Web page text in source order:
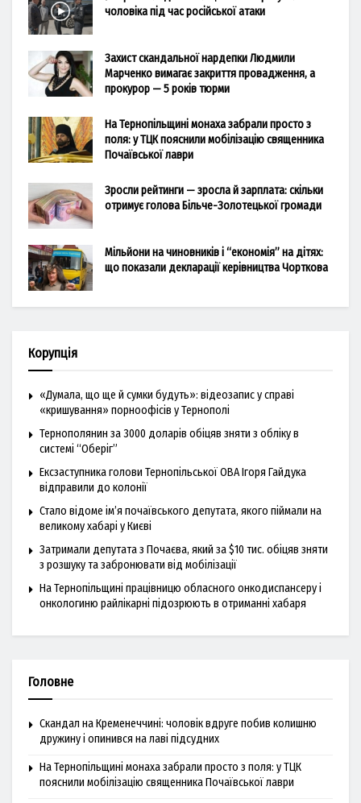
чоловіка під час російської атаки
Захист скандальної нардепки Людмили
Марченко вимагає закриття провадження, а
прокурор — 5 років тюрми
На Тернопільщині монаха забрали просто з
поля: у ТЦК пояснили мобілізацію священника
Почаївської лаври
Зросли рейтинги — зросла й зарплата: скільки
отримує голова Більче-Золотецької громади
Мільйони на чиновників і “економія” на дітях:
що показали декларації керівництва Чорткова
Корупція
«Думала, що ще й сумки будуть»: відеозапис у справі
«кришування» порноофісів у Тернополі
Тернополянин за 3000 доларів обіцяв зняти з обліку в
системі “Оберіг”
Ексзаступника голови Тернопільської ОВА Ігоря Гайдука
відправили до колонії
Стало відоме ім’я почаївського депутата, якого піймали на
великому хабарі у Києві
Затримали депутата з Почаєва, який за $10 тис. обіцяв зняти
з розшуку та забронювати від мобілізації
На Тернопільщині працівницю обласного онкодиспансеру і
онкологиню райлікарні підозрюють в отриманні хабаря
Головне
Скандал на Кременеччині: чоловік вдруге побив колишню
дружину і опинився на лаві підсудних
На Тернопільщині монаха забрали просто з поля: у ТЦК
пояснили мобілізацію священника Почаївської лаври